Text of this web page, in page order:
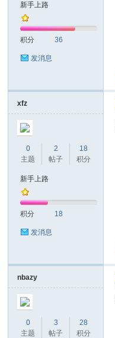
新手上路
积分 36
发消息
xfz
0
主题
2
帖子
18
积分
新手上路
积分 18
发消息
nbazy
0
主题
3
帖子
28
积分